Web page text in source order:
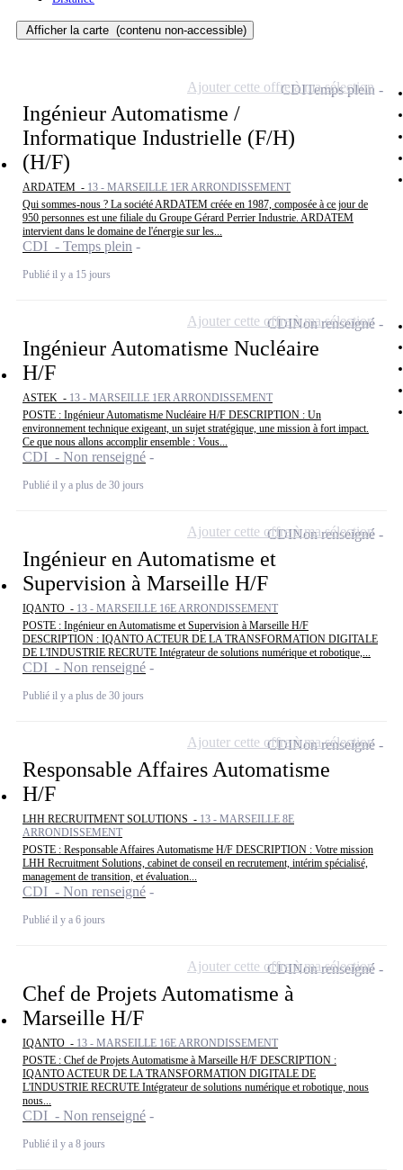
Afficher la carte (contenu non-accessible)
Ingénieur Automatisme /
Informatique Industrielle (F/H)
(H/F)
ARDATEM - 13 - MARSEILLE 1ER ARRONDISSEMENT
Qui sommes-nous ? La société ARDATEM créée en 1987, composée à ce jour de
950 personnes est une filiale du Groupe Gérard Perrier Industrie. ARDATEM
intervient dans le domaine de l'énergie sur les...
CDI - Temps plein
Publié il y a 15 jours
CDITemps plein
Ajouter cette offre à ma sélection
Ingénieur Automatisme Nucléaire
H/F
ASTEK - 13 - MARSEILLE 1ER ARRONDISSEMENT
POSTE : Ingénieur Automatisme Nucléaire H/F DESCRIPTION : Un
environnement technique exigeant, un sujet stratégique, une mission à fort impact.
Ce que nous allons accomplir ensemble : Vous...
CDI - Non renseigné
Publié il y a plus de 30 jours
CDINon renseigné
Ajouter cette offre à ma sélection
Ingénieur en Automatisme et
Supervision à Marseille H/F
IQANTO - 13 - MARSEILLE 16E ARRONDISSEMENT
POSTE : Ingénieur en Automatisme et Supervision à Marseille H/F
DESCRIPTION : IQANTO ACTEUR DE LA TRANSFORMATION DIGITALE
DE L'INDUSTRIE RECRUTE Intégrateur de solutions numérique et robotique,...
CDI - Non renseigné
Publié il y a plus de 30 jours
CDINon renseigné
Ajouter cette offre à ma sélection
Responsable Affaires Automatisme
H/F
LHH RECRUITMENT SOLUTIONS - 13 - MARSEILLE 8E
ARRONDISSEMENT
POSTE : Responsable Affaires Automatisme H/F DESCRIPTION : Votre mission
LHH Recruitment Solutions, cabinet de conseil en recrutement, intérim spécialisé,
management de transition, et évaluation...
CDI - Non renseigné
Publié il y a 6 jours
CDINon renseigné
Ajouter cette offre à ma sélection
Chef de Projets Automatisme à
Marseille H/F
IQANTO - 13 - MARSEILLE 16E ARRONDISSEMENT
POSTE : Chef de Projets Automatisme à Marseille H/F DESCRIPTION :
IQANTO ACTEUR DE LA TRANSFORMATION DIGITALE DE
L'INDUSTRIE RECRUTE Intégrateur de solutions numérique et robotique, nous
nous...
CDI - Non renseigné
Publié il y a 8 jours
CDINon renseigné
Ajouter cette offre à ma sélection